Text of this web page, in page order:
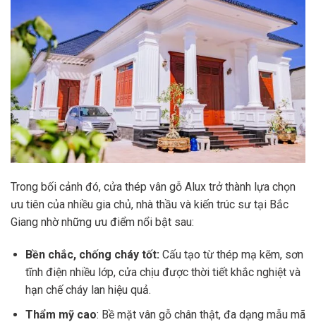
Trong bối cảnh đó, cửa thép vân gỗ Alux trở thành lựa chọn
ưu tiên của nhiều gia chủ, nhà thầu và kiến trúc sư tại Bắc
Giang nhờ những ưu điểm nổi bật sau:
Bền chắc, chống cháy tốt: Cấu tạo từ thép mạ kẽm, sơn
tĩnh điện nhiều lớp, cửa chịu được thời tiết khắc nghiệt và
hạn chế cháy lan hiệu quả.
Thẩm mỹ cao: Bề mặt vân gỗ chân thật, đa dạng mẫu mã